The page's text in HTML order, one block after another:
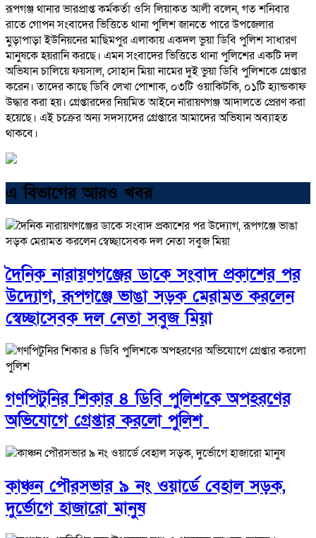
রূপগঞ্জ থানার ভারপ্রাপ্ত কর্মকর্তা ওসি লিয়াকত আলী বলেন, গত শনিবার
রাতে গোপন সংবাদের ভিত্তিতে থানা পুলিশ জানতে পারে উপজেলার
মুড়াপাড়া ইউনিয়নের মাছিমপুর এলাকায় একদল ভুয়া ডিবি পুলিশ সাধারণ
মানুষকে হয়রানি করছে। এমন সংবাদের ভিত্তিতে থানা পুলিশের একটি দল
অভিযান চালিয়ে ফয়সাল, সোহান মিয়া নামের দুই ভুয়া ডিবি পুলিশকে গ্রেপ্তার
করেন। তাদের কাছে ডিবি লেখা পোশাক, ০৩টি ওয়াকিটকি, ০১টি হ্যান্ডকাফ
উদ্ধার করা হয়। গ্রেপ্তারদের নিয়মিত আইনে নারায়ণগঞ্জ আদালতে প্রেরণ করা
হয়েছে। এই চক্রের অন্য সদস্যদের গ্রেপ্তারে আমাদের অভিযান অব্যাহত
থাকবে।
এ বিভাগের আরও খবর
দৈনিক নারায়ণগঞ্জের ডাকে সংবাদ প্রকাশের পর
উদ্যোগ, রূপগঞ্জে ভাঙা সড়ক মেরামত করলেন
স্বেচ্ছাসেবক দল নেতা সবুজ মিয়া
গণপিটুনির শিকার ৪ ডিবি পুলিশকে অপহরণের
অভিযোগে গ্রেপ্তার করলো পুলিশ
কাঞ্চন পৌরসভার ৯ নং ওয়ার্ডে বেহাল সড়ক,
দুর্ভোগে হাজারো মানুষ